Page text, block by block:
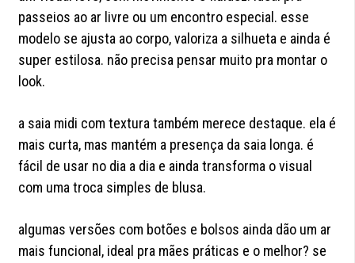
passeios ao ar livre ou um encontro especial. esse
modelo se ajusta ao corpo, valoriza a silhueta e ainda é
super estilosa. não precisa pensar muito pra montar o
look.
a saia midi com textura também merece destaque. ela é
mais curta, mas mantém a presença da saia longa. é
fácil de usar no dia a dia e ainda transforma o visual
com uma troca simples de blusa.
algumas versões com botões e bolsos ainda dão um ar
mais funcional, ideal pra mães práticas e o melhor? se